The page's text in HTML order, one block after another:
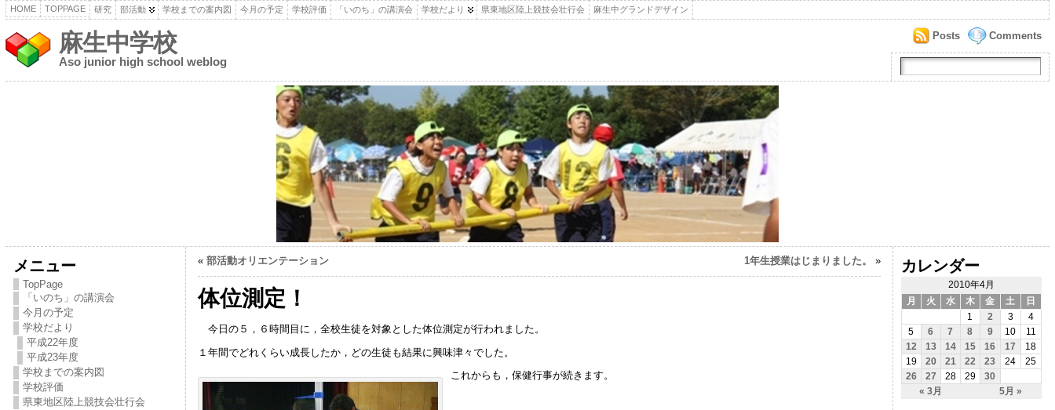
HOME TOPPAGE 研究 部活動 学校までの案内図 今月の予定 学校評価 「いのち」の講演会 学校だより 県東地区陸上競技会壮行会 麻生中グランドデザイン
麻生中学校
Aso junior high school weblog
Comments
Posts
メニュー
TopPage
「いのち」の講演会
今月の予定
学校だより
平成22年度
平成23年度
学校までの案内図
学校評価
県東地区陸上競技会壮行会
« 部活動オリエンテーション 1年生授業はじまりました。 »
体位測定！
今日の５，６時間目に，全校生徒を対象とした体位測定が行われました。
１年間でどれくらい成長したか，どの生徒も結果に興味津々でした。
これからも，保健行事が続きます。
カレンダー
2010年4月
月
火 水 木 金 土 日
« 3月 5月 »
1 2 3
4
5
6 7 8 9 10
11
12
13 14 15 16 17
18
19
20 21 22 23 24
25
26
27 28 29 30